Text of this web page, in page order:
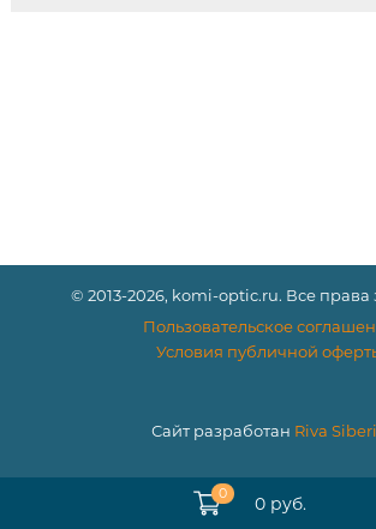
© 2013-2026, komi-optic.ru. Все
Пользовательское
Условия публичной
Сайт разработан Riva
0 0 руб.